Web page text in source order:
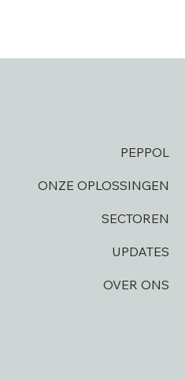
PEPPOL
ONZE OPLOSSINGEN
SECTOREN
UPDATES
OVER ONS